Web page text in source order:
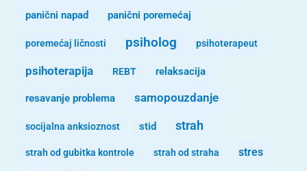
panični napad panični poremećaj
poremećaj ličnosti psiholog psihoterapeut
psihoterapija REBT relaksacija
resavanje problema samopouzdanje
socijalna anksioznost stid strah
strah od gubitka kontrole strah od straha stres